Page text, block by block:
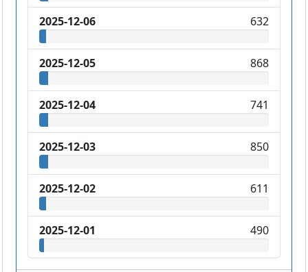
2025-12-06 632
2025-12-05 868
2025-12-04 741
2025-12-03 850
2025-12-02 611
2025-12-01 490